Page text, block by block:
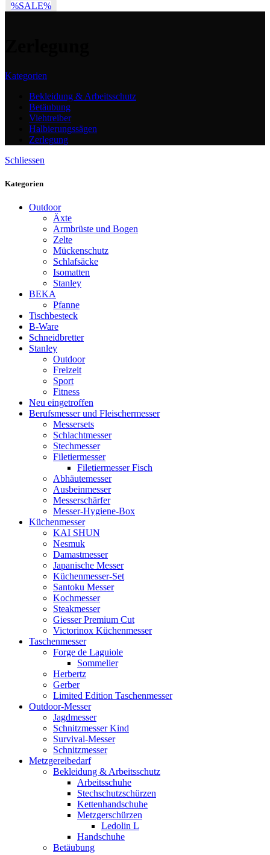
%SALE%
Kategorien
Bekleidung & Arbeitsschutz
Betäubung
Viehtreiber
Halbierungssägen
Zerlegung
Schliessen
Kategorien
Outdoor
Äxte
Armbrüste und Bogen
Zelte
Mückenschutz
Schlafsäcke
Isomatten
Stanley
BEKA
Pfanne
Tischbesteck
B-Ware
Schneidbretter
Stanley
Outdoor
Freizeit
Sport
Fitness
Neu eingetroffen
Berufsmesser und Fleischermesser
Messersets
Schlachtmesser
Stechmesser
Filetiermesser
Filetiermesser Fisch
Abhäutemesser
Ausbeinmesser
Messerschärfer
Messer-Hygiene-Box
Küchenmesser
KAI SHUN
Nesmuk
Damastmesser
Japanische Messer
Küchenmesser-Set
Santoku Messer
Kochmesser
Steakmesser
Giesser Premium Cut
Victorinox Küchenmesser
Taschenmesser
Forge de Laguiole
Sommelier
Herbertz
Gerber
Limited Edition Taschenmesser
Outdoor-Messer
Jagdmesser
Schnitzmesser Kind
Survival-Messer
Schnitzmesser
Metzgereibedarf
Bekleidung & Arbeitsschutz
Arbeitsschuhe
Stechschutzschürzen
Kettenhandschuhe
Metzgerschürzen
Ledolin L
Handschuhe
Betäubung